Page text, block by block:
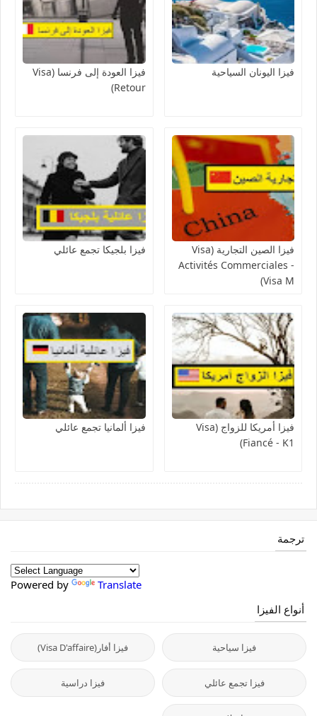
فيزا اليونان السياحية
فيزا العودة إلى فرنسا (Visa
Retour)
فيزا الصين التجارية (Visa
Activités Commerciales -
Visa M)
فيزا بلجيكا تجمع عائلي
فيزا أمريكا للزواج (Visa
Fiancé - K1)
فيزا ألمانيا تجمع عائلي
ترجمة
Powered by
Translate
أنواع الفيزا
فيزا سياحية فيزا أفار(Visa D'affaire)
فيزا تجمع عائلي فيزا دراسية